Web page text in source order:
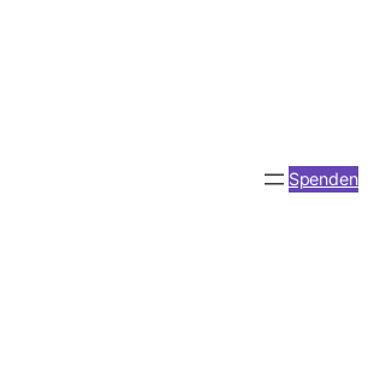
Spenden